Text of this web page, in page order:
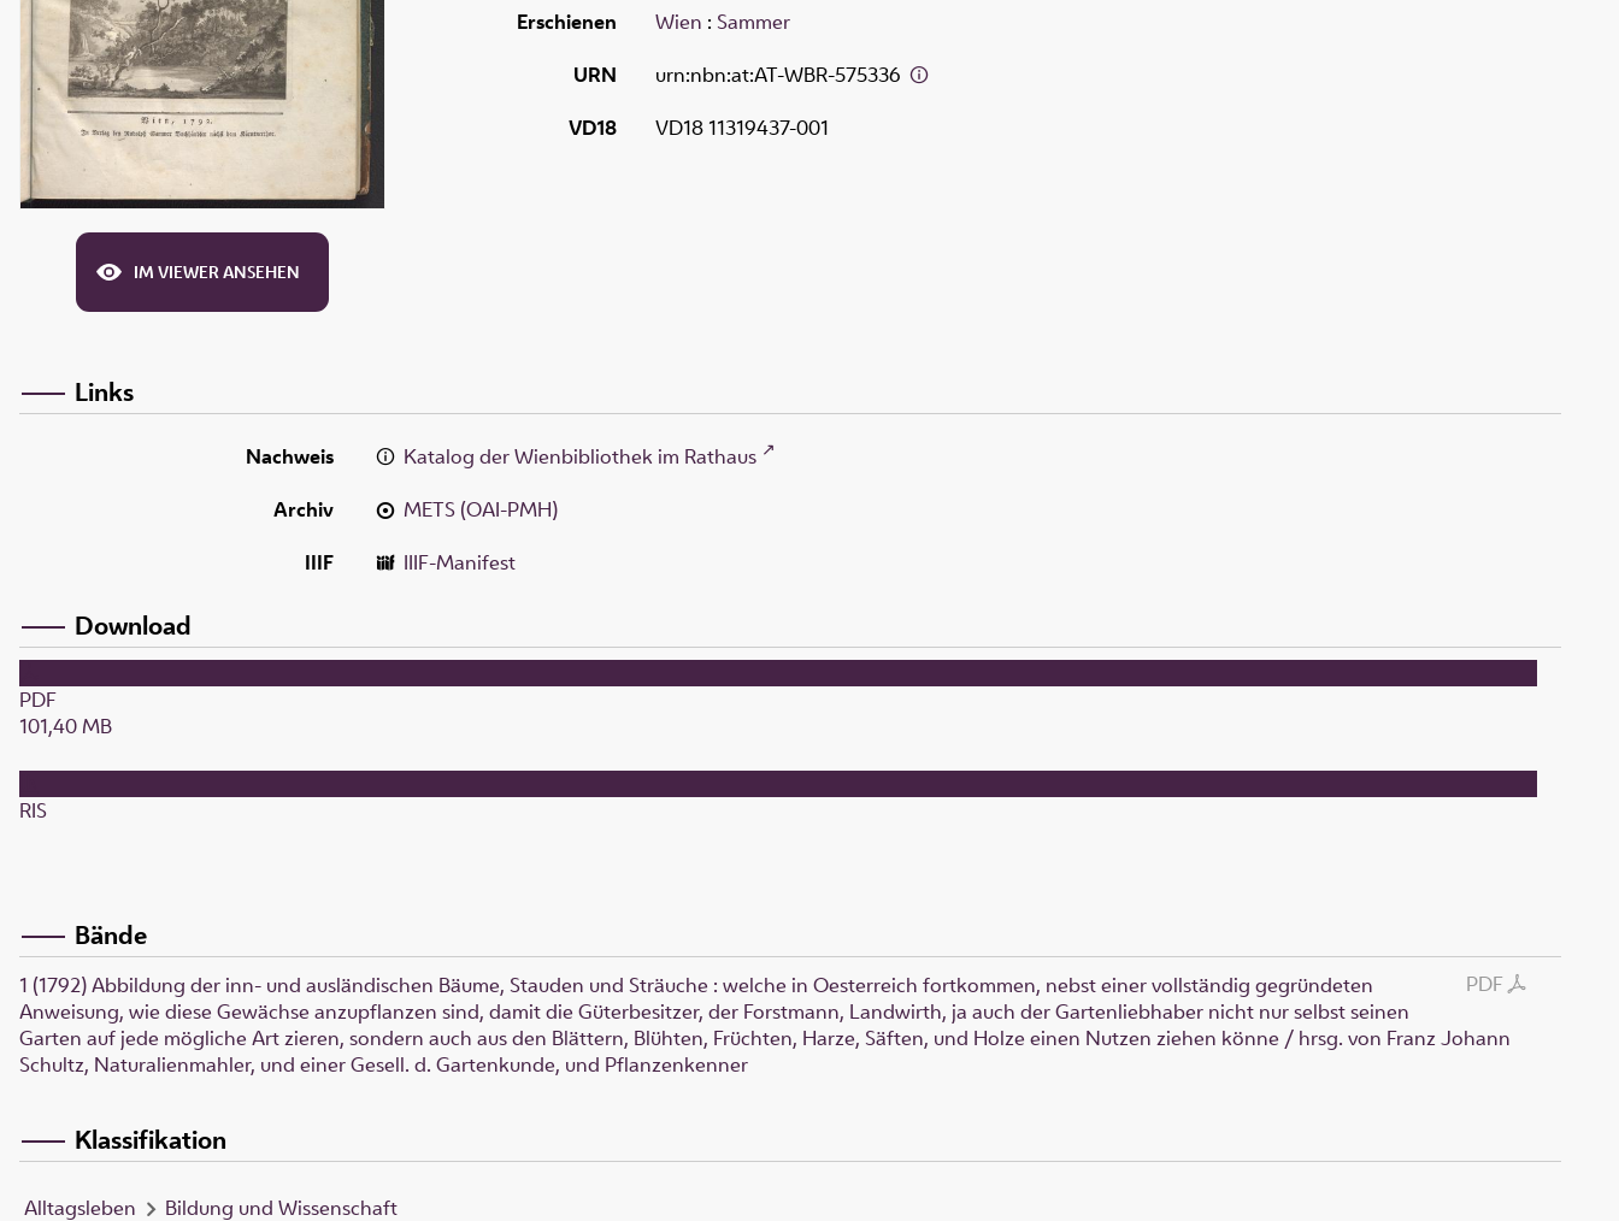
IM VIEWER ANSEHEN
Erschienen
Wien : Sammer
URN
urn:nbn:at:AT-WBR-575336
VD18
VD18 11319437-001
Links
Nachweis
Katalog der Wienbibliothek im Rathaus
Archiv
METS (OAI-PMH)
IIIF
IIIF-Manifest
Download
PDF
101,40 MB
RIS
Bände
PDF
1 (1792)Abbildung der inn- und ausländischen Bäume, Stauden und Sträuche : welche in Oesterreich fortkommen, nebst einer vollständig gegründeten
Anweisung, wie diese Gewächse anzupflanzen sind, damit die Güterbesitzer, der Forstmann, Landwirth, ja auch der Gartenliebhaber nicht nur selbst seinen
Garten auf jede mögliche Art zieren, sondern auch aus den Blättern, Blühten, Früchten, Harze, Säften, und Holze einen Nutzen ziehen könne / hrsg. von Franz Johann
Schultz, Naturalienmahler, und einer Gesell. d. Gartenkunde, und Pflanzenkenner
Klassifikation
Alltagsleben Bildung und Wissenschaft